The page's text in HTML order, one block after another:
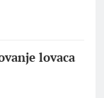
lovaca